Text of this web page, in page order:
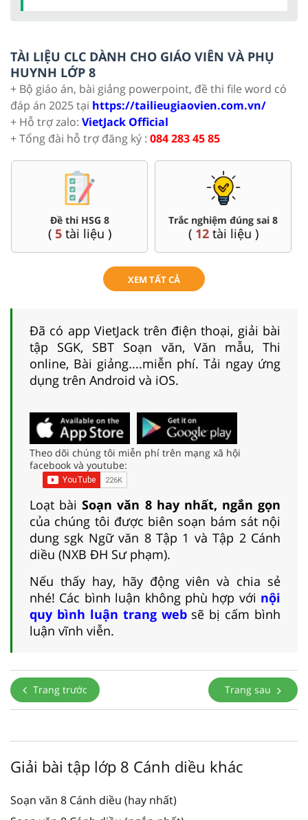
TÀI LIỆU CLC DÀNH CHO GIÁO VIÊN VÀ PHỤ
HUYNH LỚP 8
+ Bộ giáo án, bài giảng powerpoint, đề thi file word có
đáp án 2025 tại https://tailieugiaovien.com.vn/
+ Hỗ trợ zalo: VietJack Official
+ Tổng đài hỗ trợ đăng ký : 084 283 45 85
Đề thi HSG 8
( 5tài liệu )
Trắc nghiệm đúng sai 8
( 12tài liệu )
XEM TẤT CẢ
Đã có app VietJack trên điện thoại, giải bài
tập SGK, SBT Soạn văn, Văn mẫu, Thi
online, Bài giảng....miễn phí. Tải ngay ứng
dụng trên Android và iOS.
Theo dõi chúng tôi miễn phí trên mạng xã hội
facebook và youtube:
Loạt bàiSoạn văn 8 hay nhất, ngắn gọn
của chúng tôi được biên soạn bám sát nội
dung sgk Ngữ văn 8 Tập 1 và Tập 2 Cánh
diều (NXB ĐH Sư phạm).
Nếu thấy hay, hãy động viên và chia sẻ
nhé! Các bình luận không phù hợp với nội
quy bình luận trang websẽ bị cấm bình
luận vĩnh viễn.
Trang trước Trang sau
Giải bài tập lớp 8 Cánh diều khác
Soạn văn 8 Cánh diều (hay nhất)